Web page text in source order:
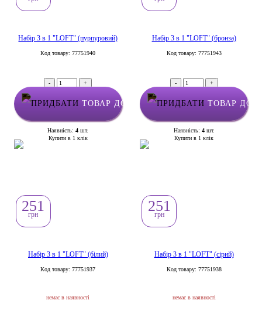
Набір 3 в 1 "LOFT" (пурпуровий)
Код товару: 77751940
- +
ТОВАР ДОДАНО У КОШИК
Наявність:4 шт.
Купити в 1 клік
Набір 3 в 1 "LOFT" (бронза)
Код товару: 77751943
- +
ТОВАР
Наявність: 4шт.
Купити в 1 клік
Набір 3 в 1 "LOFT" (білий)
Код товару: 77751937
251
грн
немає в наявності
Набір 3 в 1 "LOFT" (сірий)
Код товару: 77751938
251
грн
немає в наявності